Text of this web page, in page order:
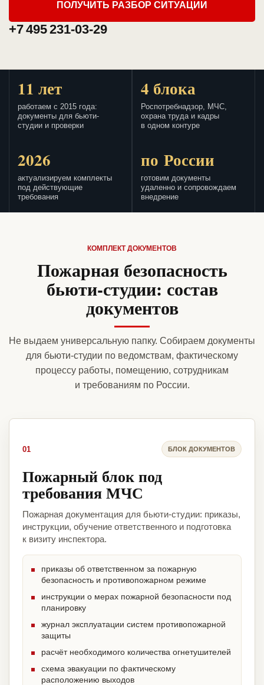
ПОЛУЧИТЬ РАЗБОР СИТУАЦИИ
+7 495 231-03-29
11 лет
работаем с 2015 года:
документы для бьюти-
студии и проверки
4 блока
Роспотребнадзор, МЧС,
охрана труда и кадры
в одном контуре
2026
актуализируем комплекты
под действующие
требования
по России
готовим документы
удаленно и сопровождаем
внедрение
КОМПЛЕКТ ДОКУМЕНТОВ
Пожарная безопасность
бьюти-студии: состав
документов
Не выдаем универсальную папку. Собираем документы
для бьюти-студии по ведомствам, фактическому
процессу работы, помещению, сотрудникам
и требованиям по России.
01 БЛОК ДОКУМЕНТОВ
Пожарный блок под
требования МЧС
Пожарная документация для бьюти-студии: приказы,
инструкции, обучение ответственного и подготовка
к визиту инспектора.
приказы об ответственном за пожарную
безопасность и противопожарном режиме
инструкции о мерах пожарной безопасности под
планировку
журнал эксплуатации систем противопожарной
защиты
расчёт необходимого количества огнетушителей
схема эвакуации по фактическому
расположению выходов